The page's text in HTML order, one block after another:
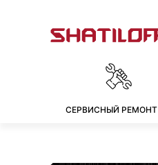
СЕРВИСНЫЙ РЕМОНТ